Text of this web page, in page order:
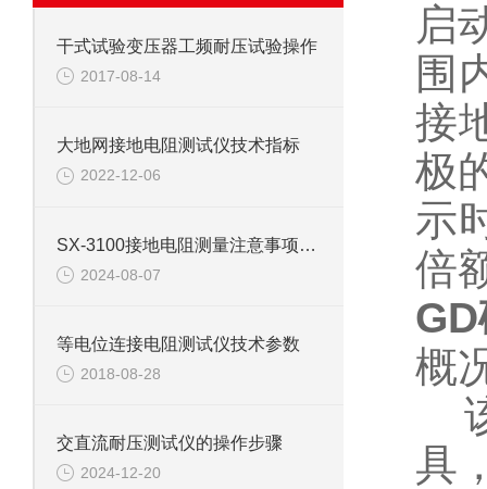
干式试验变压器工频耐压试验操作
2017-08-14
大地网接地电阻测试仪技术指标
2022-12-06
SX-3100接地电阻测量注意事项及干扰消除措施
2024-08-07
等电位连接电阻测试仪技术参数
2018-08-28
交直流耐压测试仪的操作步骤
2024-12-20
启
围
接
极
示
倍
概
具